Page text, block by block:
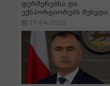
ფერმერებსა და
ექსპორტიორებს შეხვდა
27-04-2026